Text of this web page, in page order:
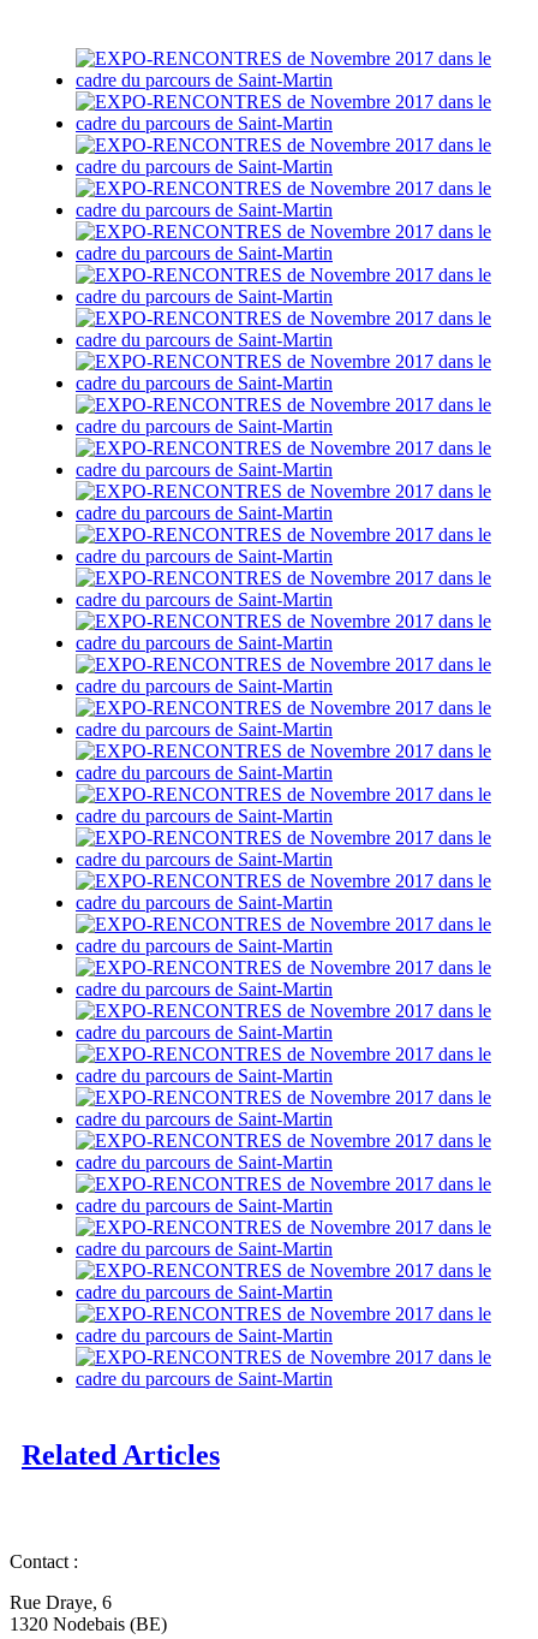
Related Articles
Contact :
Rue Draye, 6
1320 Nodebais (BE)